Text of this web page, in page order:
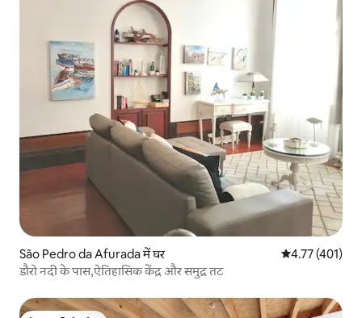
São Pedro da Afurada में घर औसत रेटिंग 5 में से
4.77 (401)
डौरो नदी के पास,ऐतिहासिक केंद्र और समुद्र तट